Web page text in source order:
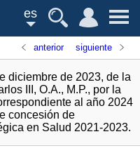
es
anterior siguiente
diciembre de 2023, de la
III, O.A., M.P., por la
al año 2024
concesión de
en Salud 2021-2023.